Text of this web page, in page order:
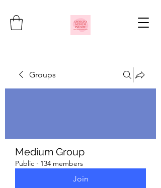
Groups
Medium Group
Public · 134 members
Join